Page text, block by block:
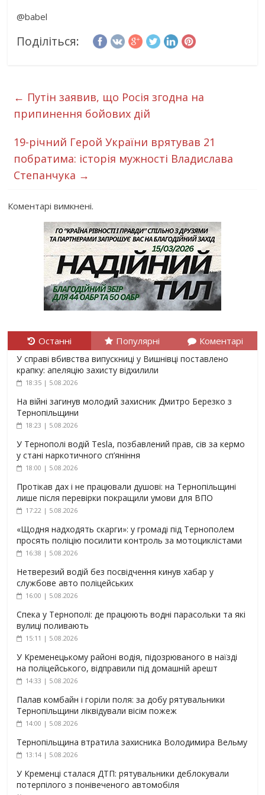
@babel
Поділіться:
← Путін заявив, що Росія згодна на
припинення бойових дій
19-річний Герой України врятував 21
побратима: історія мужності Владислава
Степанчука →
Коментарі вимкнені.
Останні Популярні Коментарі
У справі вбивства випускниці у Вишнівці поставлено
крапку: апеляцію захисту відхилили
18:35 | 5.08.2026
На війні загинув молодий захисник Дмитро Березко з
Тернопільщини
18:23 | 5.08.2026
У Тернополі водій Tesla, позбавлений прав, сів за кермо
у стані наркотичного сп’яніння
18:00 | 5.08.2026
Протікав дах і не працювали душові: на Тернопільщині
лише після перевірки покращили умови для ВПО
17:22 | 5.08.2026
«Щодня надходять скарги»: у громаді під Тернополем
просять поліцію посилити контроль за мотоциклістами
16:38 | 5.08.2026
Нетверезий водій без посвідчення кинув хабар у
службове авто поліцейських
16:00 | 5.08.2026
Спека у Тернополі: де працюють водні парасольки та які
вулиці поливають
15:11 | 5.08.2026
У Кременецькому районі водія, підозрюваного в наїзді
на поліцейського, відправили під домашній арешт
14:33 | 5.08.2026
Палав комбайн і горіли поля: за добу рятувальники
Тернопільщини ліквідували вісім пожеж
14:00 | 5.08.2026
Тернопільщина втратила захисника Володимира Вельму
13:14 | 5.08.2026
У Кременці сталася ДТП: рятувальники деблокували
потерпілого з понівеченого автомобіля